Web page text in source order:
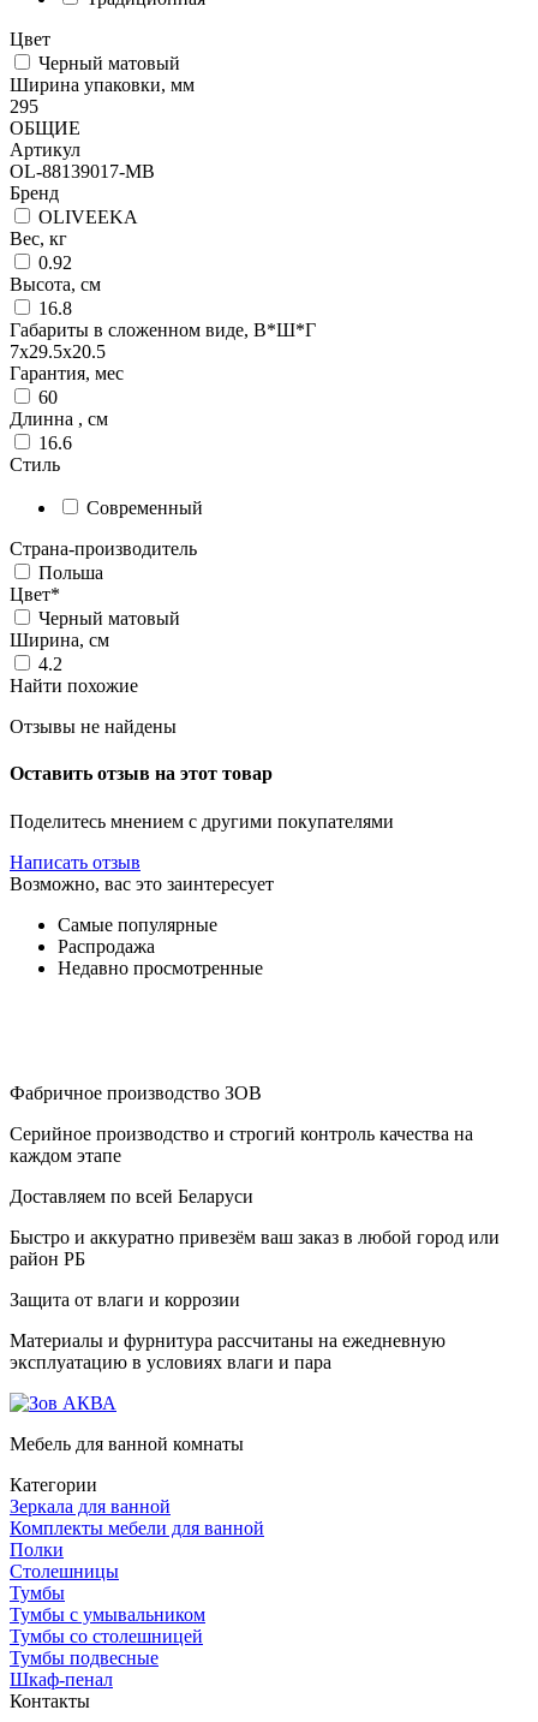
Цвет
Черный матовый
Ширина упаковки, мм
295
ОБЩИЕ
Артикул
OL-88139017-MB
Бренд
OLIVEEKA
Вес, кг
0.92
Высота, см
16.8
Габариты в сложенном виде, В*Ш*Г
7х29.5х20.5
Гарантия, мес
60
Длинна , см
16.6
Стиль
Современный
Страна-производитель
Польша
Цвет*
Черный матовый
Ширина, см
4.2
Найти похожие
Отзывы не найдены
Оставить отзыв на этот товар
Поделитесь мнением с другими покупателями
Написать отзыв
Возможно, вас это заинтересует
Самые популярные
Распродажа
Недавно просмотренные
Фабричное производство ЗОВ
Серийное производство и строгий контроль качества на
каждом этапе
Доставляем по всей Беларуси
Быстро и аккуратно привезём ваш заказ в любой город или
район РБ
Защита от влаги и коррозии
Материалы и фурнитура рассчитаны на ежедневную
эксплуатацию в условиях влаги и пара
Мебель для ванной комнаты
Категории
Зеркала для ванной
Комплекты мебели для ванной
Полки
Столешницы
Тумбы
Тумбы с умывальником
Тумбы со столешницей
Тумбы подвесные
Шкаф-пенал
Контакты